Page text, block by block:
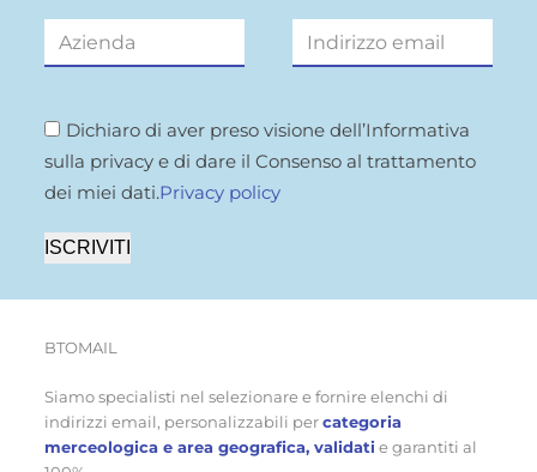
Dichiaro di aver preso visione dell’Informativa
sulla privacy e di dare il Consenso al trattamento
dei miei dati.Privacy policy
ISCRIVITI
BTOMAIL
Siamo specialisti nel selezionare e fornire elenchi di
indirizzi email, personalizzabili percategoria
merceologica e area geografica, validati e garantiti al